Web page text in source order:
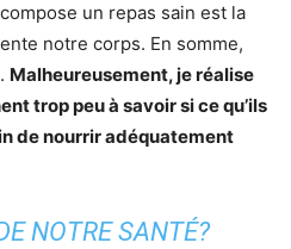
un repas sain est la
notre corps. En somme,
Malheureusement, je réalise
trop peu à savoir si ce qu’ils
de nourrir adéquatement
NOTRE SANTÉ?